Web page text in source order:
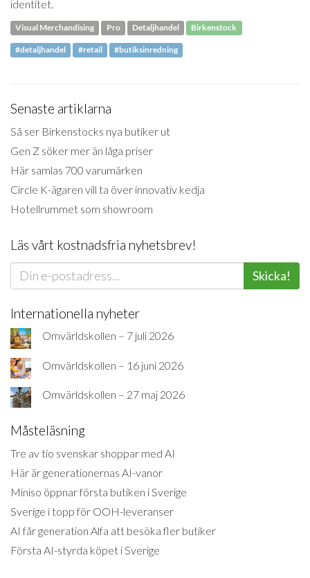
identitet.
Visual Merchandising Pro Detaljhandel Birkenstock
#detaljhandel #retail #butiksinredning
Senaste artiklarna
Så ser Birkenstocks nya butiker ut
Gen Z söker mer än låga priser
Här samlas 700 varumärken
Circle K-ägaren vill ta över innovativ kedja
Hotellrummet som showroom
Läs vårt kostnadsfria nyhetsbrev!
Skicka!
Internationella nyheter
Omvärldskollen – 7 juli 2026
Omvärldskollen – 16 juni 2026
Omvärldskollen – 27 maj 2026
Måsteläsning
Tre av tio svenskar shoppar med AI
Här är generationernas AI-vanor
Miniso öppnar första butiken i Sverige
Sverige i topp för OOH-leveranser
AI får generation Alfa att besöka fler butiker
Första AI-styrda köpet i Sverige